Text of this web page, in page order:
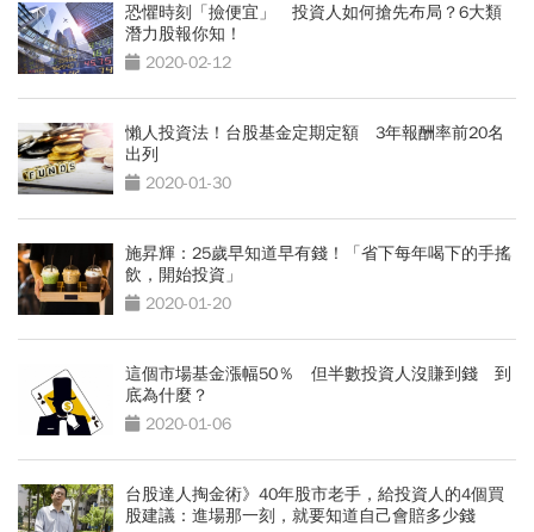
恐懼時刻「撿便宜」 投資人如何搶先布局？6大類
潛力股報你知！
2020-02-12
懶人投資法！台股基金定期定額 3年報酬率前20名
出列
2020-01-30
施昇輝：25歲早知道早有錢！「省下每年喝下的手搖
飲，開始投資」
2020-01-20
這個市場基金漲幅50％ 但半數投資人沒賺到錢 到
底為什麼？
2020-01-06
台股達人掏金術》40年股市老手，給投資人的4個買
股建議：進場那一刻，就要知道自己會賠多少錢